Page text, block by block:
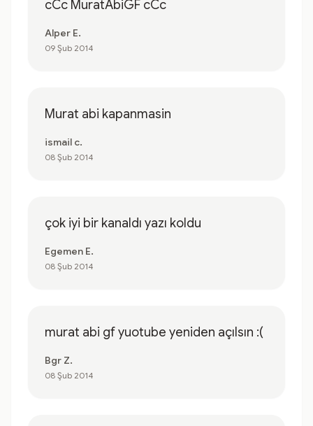
cCc MuratAbiGF cCc
Alper E.
09 Şub 2014
Murat abi kapanmasin
ismail c.
08 Şub 2014
çok iyi bir kanaldı yazı koldu
Egemen E.
08 Şub 2014
murat abi gf yuotube yeniden açılsın :(
Bgr Z.
08 Şub 2014